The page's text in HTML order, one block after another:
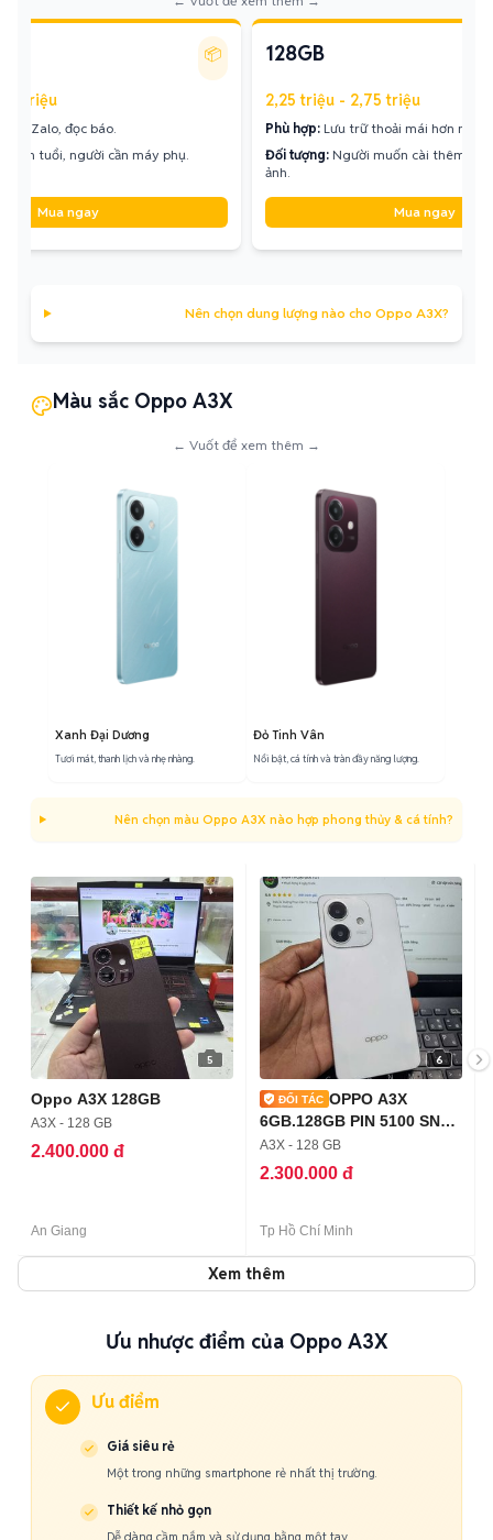
📦
triệu
gọi, Zalo, đọc báo.
lớn tuổi, người cần máy phụ.
Mua ngay
128GB
2,25 triệu - 2,75 triệu
Phù hợp: Lưu trữ thoải mái hơn một
Đối tượng: Người muốn cài thêm vài
ảnh.
Mua ngay
Nên chọn dung lượng nào cho Oppo A3X?
Màu sắc Oppo A3X
← Vuốt để xem thêm →
Xanh Đại Dương
Tươi mát, thanh lịch và nhẹ nhàng.
Đỏ Tinh Vân
Nổi bật, cá tính và tràn đầy năng lượng.
Nên chọn màu Oppo A3X nào hợp phong thủy & cá tính?
5
Oppo A3X 128GB
A3X - 128 GB
2.400.000 đ
An Giang
6
OPPO A3X
6GB.128GB PIN 5100 SNAP
6S GEN 1 ZIN ĐẸP
A3X - 128 GB
2.300.000 đ
Tp Hồ Chí Minh
Xem thêm
Ưu nhược điểm của Oppo A3X
Ưu điểm
Giá siêu rẻ
Một trong những smartphone rẻ nhất thị trường.
Thiết kế nhỏ gọn
Dễ dàng cầm nắm và sử dụng bằng một tay.